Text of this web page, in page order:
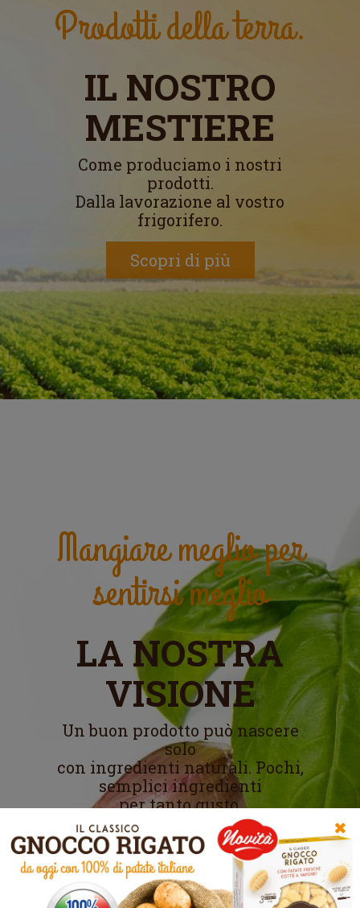
✖
Prodotti della terra.
IL NOSTRO
MESTIERE
Come produciamo i nostri
prodotti.
Dalla lavorazione al vostro
frigorifero.
Scopri di più
Mangiare meglio per
sentirsi meglio
LA NOSTRA
VISIONE
Un buon prodotto può nascere
solo
con ingredienti naturali. Pochi,
semplici ingredienti
per tanto gusto.
Scopri di più